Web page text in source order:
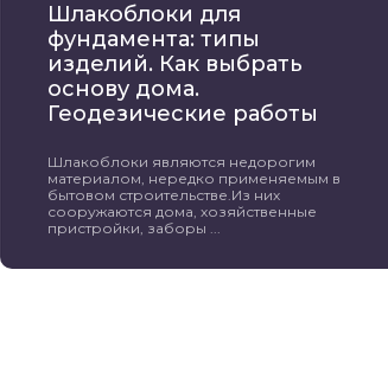
Шлакоблоки для
фундамента: типы
изделий. Как выбрать
основу дома.
Геодезические работы
Шлакоблоки являются недорогим
материалом, нередко применяемым в
бытовом строительстве.Из них
сооружаются дома, хозяйственные
пристройки, заборы ...